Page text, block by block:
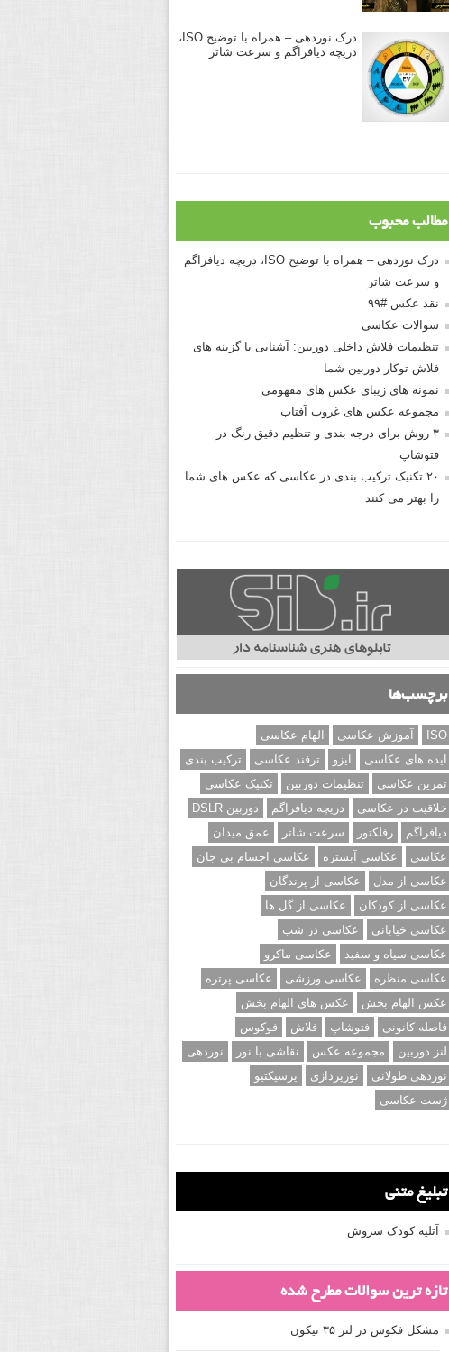
درک نوردهی – همراه با توضیح ISO،
دریچه دیافراگم و سرعت شاتر
مطالب محبوب
درک نوردهی – همراه با توضیح ISO، دریچه دیافراگم
و سرعت شاتر
نقد عکس #۹۹
سوالات عکاسی
تنظیمات فلاش داخلی دوربین: آشنایی با گزینه های
فلاش توکار دوربین شما
نمونه های زیبای عکس های مفهومی
مجموعه عکس های غروب آفتاب
۳ روش برای درجه بندی و تنظیم دقیق رنگ در
فتوشاپ
۲۰ تکنیک ترکیب بندی در عکاسی که عکس های شما
را بهتر می کنند
برچسب‌ها
ISO آموزش عکاسی
الهام عکاسی
ایده های عکاسی
ایزو ترفند عکاسی
ترکیب بندی
تمرین عکاسی
تنظیمات دوربین
تکنیک عکاسی
خلاقیت در عکاسی
دریچه دیافراگم
دوربین DSLR
دیافراگم
رفلکتور سرعت شاتر
عمق میدان
عکاسی
عکاسی آبستره
عکاسی اجسام بی جان
عکاسی از مدل
عکاسی از پرندگان
عکاسی از کودکان
عکاسی از گل ها
عکاسی خیابانی
عکاسی در شب
عکاسی سیاه و سفید
عکاسی ماکرو
عکاسی منظره
عکاسی ورزشی
عکاسی پرتره
عکس الهام بخش
عکس های الهام بخش
فاصله کانونی
فتوشاپ فلاش
فوکوس
لنز دوربین
مجموعه عکس نقاشی با نور
نوردهی
نوردهی طولانی
نورپردازی
پرسپکتیو
ژست عکاسی
تبلیغ متنی
آتلیه کودک سروش
تازه ترین سوالات مطرح شده
مشکل فکوس در لنز ۳۵ نیکون